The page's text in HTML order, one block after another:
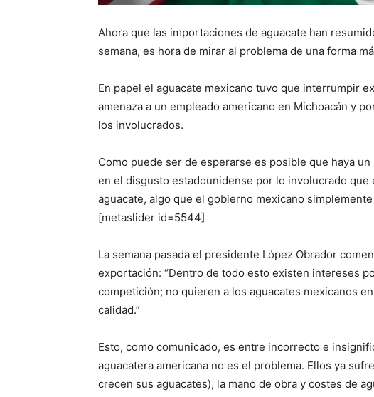
Ahora que las importaciones de aguacate han
semana, es hora de mirar al problema de una forma
En papel el aguacate mexicano tuvo que interrumpir
amenaza a un empleado americano en Michoacán y
los involucrados.
Como puede ser de esperarse es posible que haya
en el disgusto estadounidense por lo involucrado
aguacate, algo que el gobierno mexicano
[metaslider id=5544]
La semana pasada el presidente López Obrador
exportación: “Dentro de todo esto existen intereses
competición; no quieren a los aguacates mexicanos
calidad.”
Esto, como comunicado, es entre incorrecto e
aguacatera americana no es el problema. Ellos ya
crecen sus aguacates), la mano de obra y costes de